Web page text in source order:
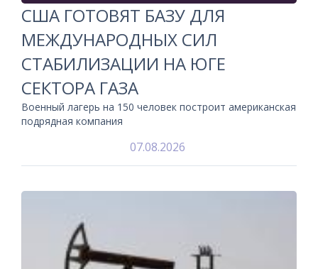
США ГОТОВЯТ БАЗУ ДЛЯ
МЕЖДУНАРОДНЫХ СИЛ
СТАБИЛИЗАЦИИ НА ЮГЕ
СЕКТОРА ГАЗА
Военный лагерь на 150 человек построит американская
подрядная компания
07.08.2026